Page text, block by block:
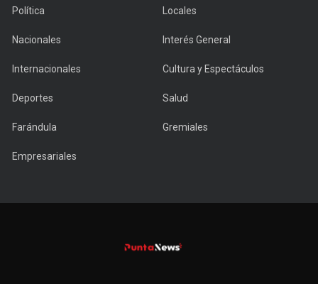
Política Locales
Nacionales Interés General
Internacionales Cultura y Espectáculos
Deportes Salud
Farándula Gremiales
Empresariales